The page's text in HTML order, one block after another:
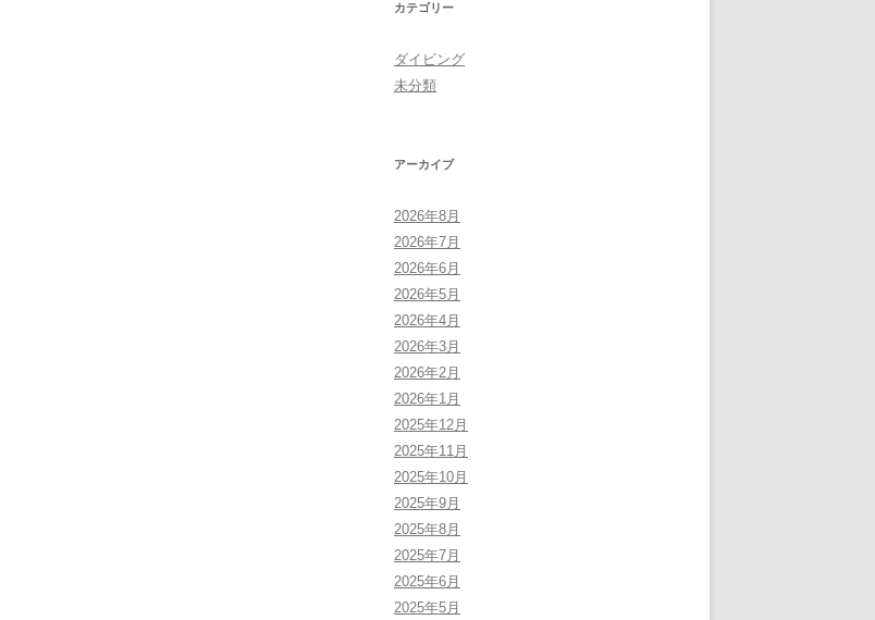
カテゴリー
ダイビング
未分類
アーカイブ
2026年8月
2026年7月
2026年6月
2026年5月
2026年4月
2026年3月
2026年2月
2026年1月
2025年12月
2025年11月
2025年10月
2025年9月
2025年8月
2025年7月
2025年6月
2025年5月